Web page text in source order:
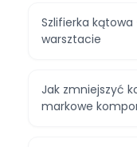
Szlifierka
warsztacie
Jak zmniejszyć
markowe